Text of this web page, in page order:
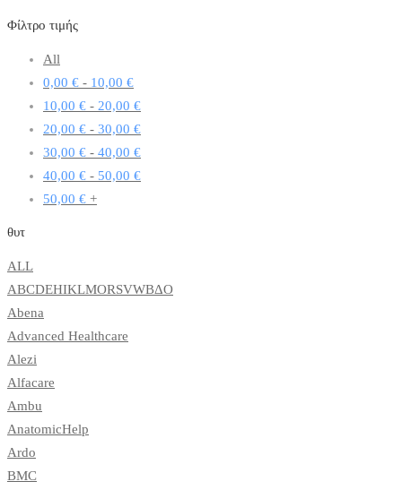
Φίλτρο τιμής
All
0,00 € - 10,00 €
10,00 € - 20,00 €
20,00 € - 30,00 €
30,00 € - 40,00 €
40,00 € - 50,00 €
50,00 € +
θυτ
ALL
ABCDEHIKLMORSVWΒΔΟ
Abena
Advanced Healthcare
Alezi
Alfacare
Ambu
AnatomicHelp
Ardo
BMC